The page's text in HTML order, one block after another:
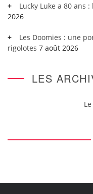
Lucky Luke a 80 ans
2026
Les Doomies : une
rigolotes 7 août 2026
LES